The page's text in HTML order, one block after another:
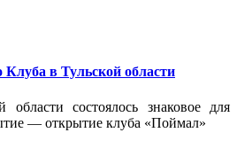
в Тульской области
области состоялось знаковое для
— открытие клуба «Поймал»